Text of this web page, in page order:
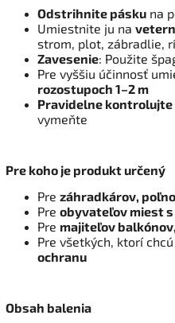
Odstrihnite pásku na
Umiestnite ju na
strom, plot, zábradlie,
Zavesenie: Použite
Pre vyššiu účinnosť
rozostupoch 1–2 m
Pravidelne kontrolujte
vymeňte
Pre koho je produkt určený
Pre záhradkárov,
Pre obyvateľov miest
Pre majiteľov
Pre všetkých, ktorí chcú
ochranu
Obsah balenia